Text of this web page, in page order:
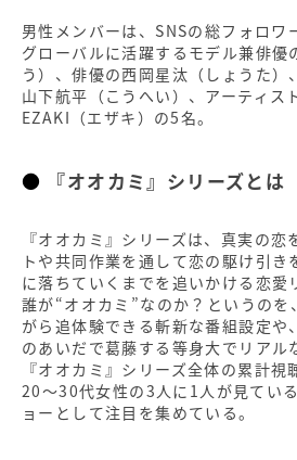
男性メンバーは、SNSの総フォロワ
グローバルに活躍するモデル兼俳優
う）、俳優の西岡星汰（しょうた）
山下航平（こうへい）、アーティス
EZAKI（エザキ）の5名。
『オオカミ』シリーズとは
『オオカミ』シリーズは、真実の
トや共同作業を通して恋の駆け引き
に落ちていくまでを追いかける恋愛
誰が“オオカミ”なのか？というのを
がら追体験できる斬新な番組設定や
のあいだで葛藤する等身大でリアル
『オオカミ』シリーズ全体の累計視
20～30代女性の3人に1人が見てい
ョーとして注目を集めている。